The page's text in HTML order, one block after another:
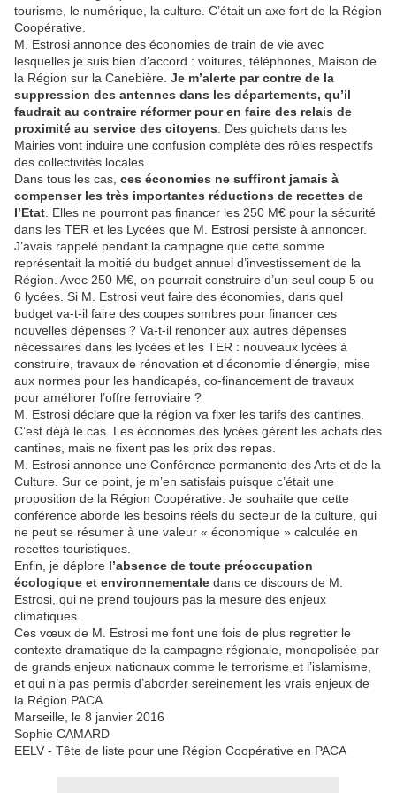
tourisme, le numérique, la culture. C’était un axe fort de la Région
Coopérative.
M. Estrosi annonce des économies de train de vie avec
lesquelles je suis bien d’accord : voitures, téléphones, Maison de
la Région sur la Canebière. Je m’alerte par contre de la
suppression des antennes dans les départements, qu’il
faudrait au contraire réformer pour en faire des relais de
proximité au service des citoyens . Des guichets dans les
Mairies vont induire une confusion complète des rôles respectifs
des collectivités locales.
Dans tous les cas, ces économies ne suffiront jamais à
compenser les très importantes réductions de recettes de
l’Etat . Elles ne pourront pas financer les 250 M€ pour la sécurité
dans les TER et les Lycées que M. Estrosi persiste à annoncer.
J’avais rappelé pendant la campagne que cette somme
représentait la moitié du budget annuel d’investissement de la
Région. Avec 250 M€, on pourrait construire d’un seul coup 5 ou
6 lycées. Si M. Estrosi veut faire des économies, dans quel
budget va-t-il faire des coupes sombres pour financer ces
nouvelles dépenses ? Va-t-il renoncer aux autres dépenses
nécessaires dans les lycées et les TER : nouveaux lycées à
construire, travaux de rénovation et d’économie d’énergie, mise
aux normes pour les handicapés, co-financement de travaux
pour améliorer l’offre ferroviaire ?
M. Estrosi déclare que la région va fixer les tarifs des cantines.
C’est déjà le cas. Les économes des lycées gèrent les achats des
cantines, mais ne fixent pas les prix des repas.
M. Estrosi annonce une Conférence permanente des Arts et de la
Culture. Sur ce point, je m’en satisfais puisque c’était une
proposition de la Région Coopérative. Je souhaite que cette
conférence aborde les besoins réels du secteur de la culture, qui
ne peut se résumer à une valeur « économique » calculée en
recettes touristiques.
Enfin, je déplore l’absence de toute préoccupation
écologique et environnementale dans ce discours de M.
Estrosi, qui ne prend toujours pas la mesure des enjeux
climatiques.
Ces vœux de M. Estrosi me font une fois de plus regretter le
contexte dramatique de la campagne régionale, monopolisée par
de grands enjeux nationaux comme le terrorisme et l’islamisme,
et qui n’a pas permis d’aborder sereinement les vrais enjeux de
la Région PACA.
Marseille, le 8 janvier 2016
Sophie CAMARD
EELV - Tête de liste pour une Région Coopérative en PACA